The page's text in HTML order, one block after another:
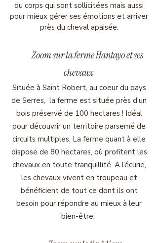
du corps qui sont sollicitées mais aussi
pour mieux gérer ses émotions et arriver
près du cheval apaisée.
Zoom sur la ferme Hantayo et ses
chevaux
Située à Saint Robert, au coeur du pays
de Serres, la ferme est située près d'un
bois préservé de 100 hectares ! Idéal
pour découvrir un territoire parsemé de
circuits multiples. La ferme quant à elle
dispose de 80 hectares, où profitent les
chevaux en toute tranquillité. A l’écurie,
les chevaux vivent en troupeau et
bénéficient de tout ce dont ils ont
besoin pour répondre au mieux à leur
bien-être. ​